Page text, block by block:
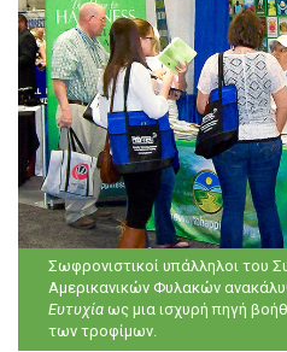
Σωφρονιστικοί υπάλληλοι του
Αμερικανικών Φυλακών
Ευτυχία ως μια ισχυρή πηγή
των τροφίμων.